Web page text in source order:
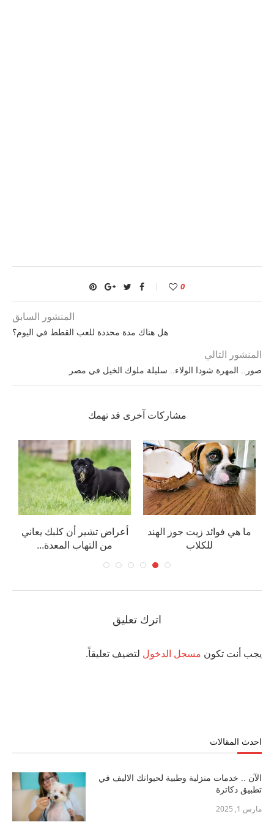
0
المنشور السابق
هل هناك مدة محددة للعب القطط في اليوم؟
المنشور التالي
صور.. المهرة شودا الولاء.. سليلة ملوك الخيل في مصر
مشاركات آخرى قد تهمك
ما هي فوائد زيت جوز الهند
للكلاب
أعراض تشير أن كلبك يعاني
من التهاب المعدة...
اترك تعليق
يجب أنت تكون مسجل الدخول لتضيف تعليقاً.
احدث المقالات
الآن .. خدمات منزلية وطبية لحيوانك الاليف في
تطبيق دكاترة
مارس 1, 2025